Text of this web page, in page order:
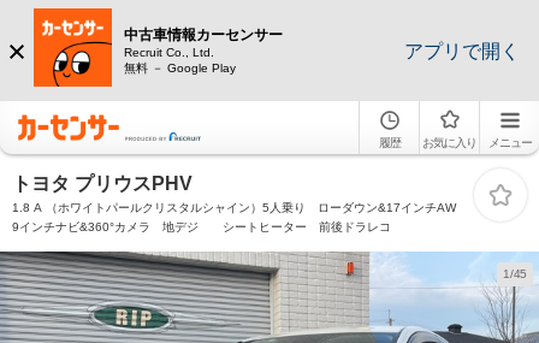
中古車情報カーセンサー
Recruit Co., Ltd.
無料 － Google Play
アプリで開く
履歴 お気に入り メニュー
トヨタ プリウスPHV
1.8 A （ホワイトパールクリスタルシャイン）5人乗り ローダウン&17インチAW
9インチナビ&360°カメラ 地デジ シートヒーター 前後ドラレコ
1/45